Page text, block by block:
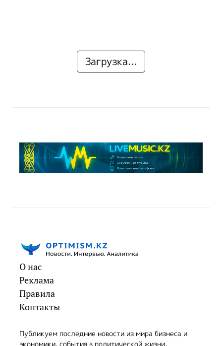
Загрузка...
О нас
Реклама
Правила
Контакты
Публикуем последние новости из мира бизнеса и
экономики, события в политической жизни,